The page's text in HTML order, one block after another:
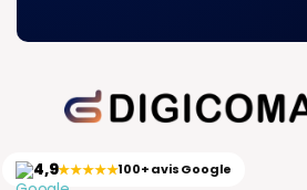
4,9★★★★★100+ avis Google